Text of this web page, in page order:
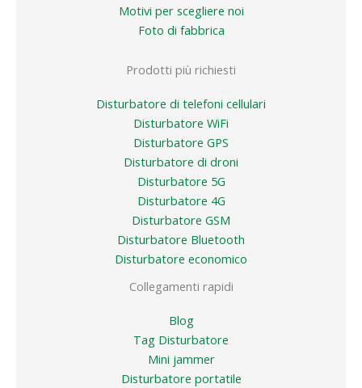
Motivi per scegliere noi
Foto di fabbrica
Prodotti più richiesti
Disturbatore di telefoni cellulari
Disturbatore WiFi
Disturbatore GPS
Disturbatore di droni
Disturbatore 5G
Disturbatore 4G
Disturbatore GSM
Disturbatore Bluetooth
Disturbatore economico
Collegamenti rapidi
Blog
Tag Disturbatore
Mini jammer
Disturbatore portatile